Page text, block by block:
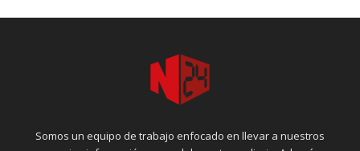
Somos un equipo de trabajo enfocado en llevar a nuestros